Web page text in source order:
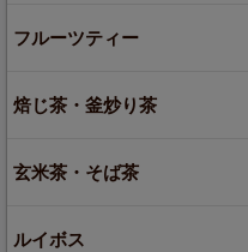
フルーツティー
焙じ茶・釜炒り茶
玄米茶・そば茶
ルイボス